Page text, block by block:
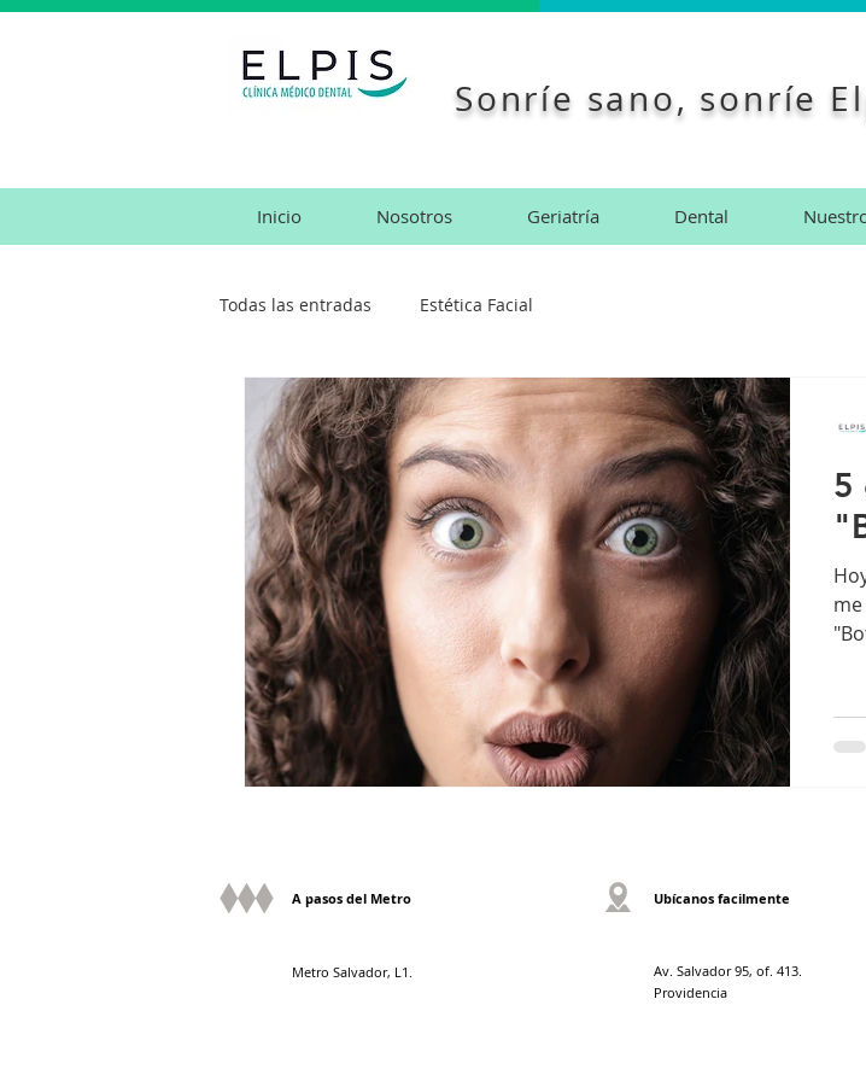
Sonríe sano, sonríe
Inicio Nosotros Geriatría Dental
Todas las entradas Estética Facial
5
A pasos del Metro
Metro Salvador, L1.
Ubícanos facilmente
Av. Salvador 95, of. 413.
Providencia